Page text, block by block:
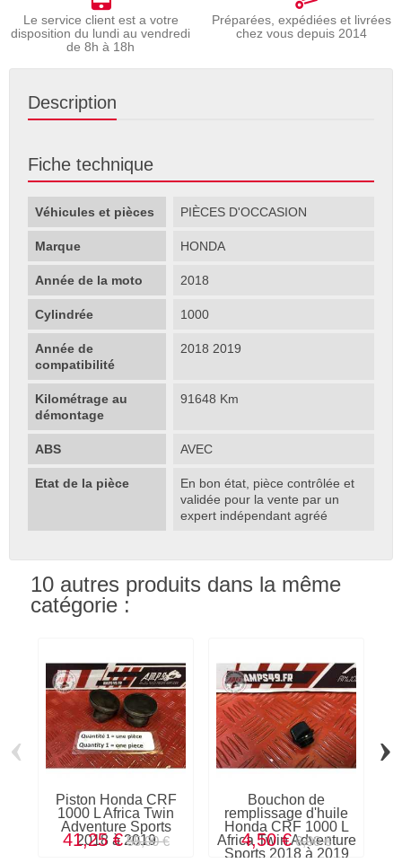
Le service client est a votre
disposition du lundi au vendredi
de 8h à 18h
Préparées, expédiées et livrées
chez vous depuis 2014
Description
Fiche technique
Véhicules et pièces PIÈCES D'OCCASION
Marque HONDA
Année de la moto 2018
Cylindrée 1000
Année de
compatibilité
2018 2019
Kilométrage au
démontage
91648 Km
ABS AVEC
Etat de la pièce
En bon état, pièce contrôlée et
validée pour la vente par un
expert indépendant agréé
10 autres produits dans la même
catégorie :
Piston Honda CRF
1000 L Africa Twin
Adventure Sports
2018 à 2019
41,25 € 55,00 €
Bouchon de
remplissage d'huile
Honda CRF 1000 L
Africa Twin Adventure
Sports 2018 à 2019
4,50 € 6,00 €
‹ ›